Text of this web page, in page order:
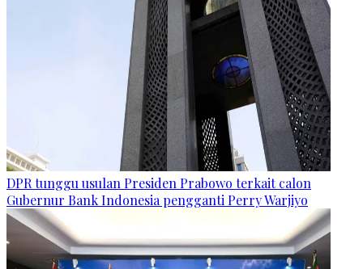
DPR tunggu usulan Presiden Prabowo terkait calon
Gubernur Bank Indonesia pengganti Perry Warjiyo